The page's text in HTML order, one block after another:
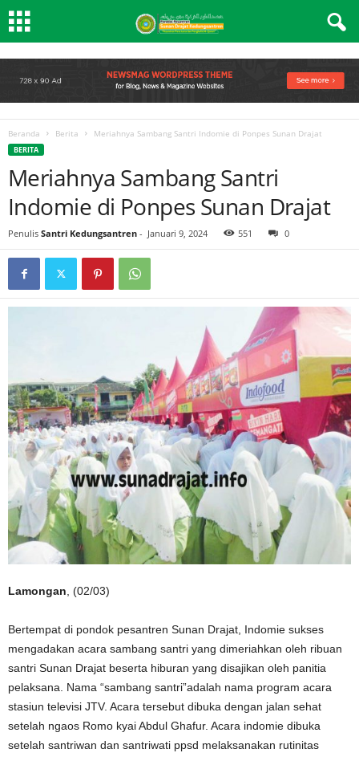
Beranda Berita Meriahnya Sambang Santri Indomie di Ponpes Sunan Drajat
BERITA
Meriahnya Sambang Santri
Indomie di Ponpes Sunan Drajat
Penulis Santri Kedungsantren - Januari 9, 2024 551 0
Lamongan , (02/03)
Bertempat di pondok pesantren Sunan Drajat, Indomie sukses
mengadakan acara sambang santri yang dimeriahkan oleh ribuan
santri Sunan Drajat beserta hiburan yang disajikan oleh panitia
pelaksana. Nama “sambang santri”adalah nama program acara
stasiun televisi JTV. Acara tersebut dibuka dengan jalan sehat
setelah ngaos Romo kyai Abdul Ghafur. Acara indomie dibuka
setelah santriwan dan santriwati ppsd melaksanakan rutinitas